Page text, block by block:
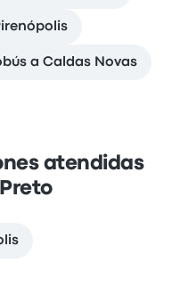
a Caldas Novas
atendidas